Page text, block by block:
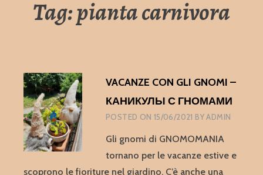
Tag:pianta carnivora
VACANZE CON GLI GNOMI –
КАНИКУЛЫ С ГНОМАМИ
POSTED ON 15/06/2021 BYADMIN
Gli gnomi di GNOMOMANIA
tornano per le vacanze estive e
scoprono le fioriture nel giardino. C’è anche una